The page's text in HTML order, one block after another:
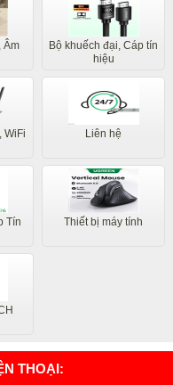
Âm
Bộ khuếch đại, Cáp tín
hiệu
WiFi Liên hệ
Tín
Thiết bị máy tính
THOẠI: